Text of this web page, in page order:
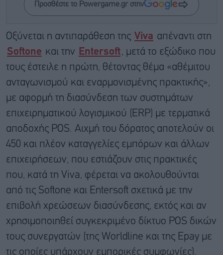
Προσθέστε το Powergame.gr στην
Οξύνεται η αντιπαράθεση της Viva απέναντι στη
Softone και την Entersoft, μετά το εξώδικο που
τους έστειλε η πρώτη, θέτοντας θέμα «αθέμιτου
ανταγωνισμού και εναρμονισμένης πρακτικής»,
με αφορμή τη διασύνδεση των συστημάτων
επιχειρηματικού λογισμικού (ERP) με τερματικά
αποδοχής POS. Αιχμή του δόρατος αποτελούν οι
450 και πλέον καταγγελίες εμπόρων και άλλων
επιχειρήσεων, που εστιάζουν στις πρακτικές
που, κατά τη Viva, φέρεται να ακολουθούνται
από τις Softone και Entersoft σχετικά με την
επιβολή χρεώσεων διασύνδεσης, εκτός και αν
χρησιμοποιηθεί συγκεκριμένο δίκτυο POS δικών
τους συνεργατών (της Worldline και της Epay με
τις οποίες υπάρχουν εμπορικές συμφωνίες),